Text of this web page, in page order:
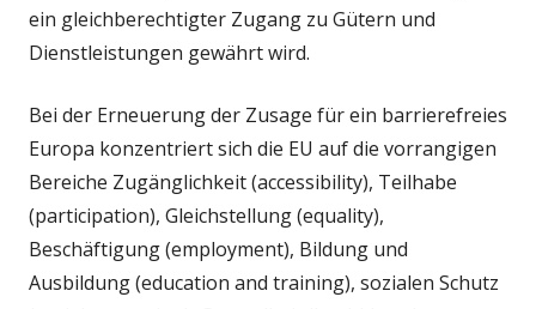
ein gleichberechtigter Zugang zu Gütern und
Dienstleistungen gewährt wird.
Bei der Erneuerung der Zusage für ein barrierefreies
Europa konzentriert sich die EU auf die vorrangigen
Bereiche Zugänglichkeit (accessibility), Teilhabe
(participation), Gleichstellung (equality),
Beschäftigung (employment), Bildung und
Ausbildung (education and training), sozialen Schutz